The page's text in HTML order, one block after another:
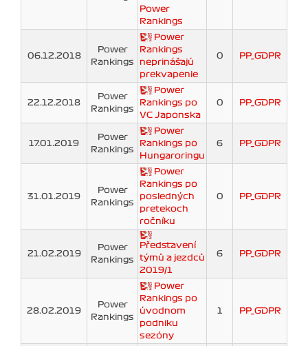
Power
Rankings
06.12.2018
Power
Rankings
Power
Rankings
neprinášajú
prekvapenie
0 PP_GDPR
22.12.2018
Power
Rankings
Power
Rankings po
VC Japonska
0 PP_GDPR
17.01.2019
Power
Rankings
Power
Rankings po
Hungaroringu
6 PP_GDPR
31.01.2019
Power
Rankings
Power
Rankings po
posledných
pretekoch
ročníku
0 PP_GDPR
21.02.2019
Power
Rankings
Představení
týmů a jezdců
2019/1
6 PP_GDPR
28.02.2019
Power
Rankings
Power
Rankings po
úvodnom
podniku
sezóny
1 PP_GDPR